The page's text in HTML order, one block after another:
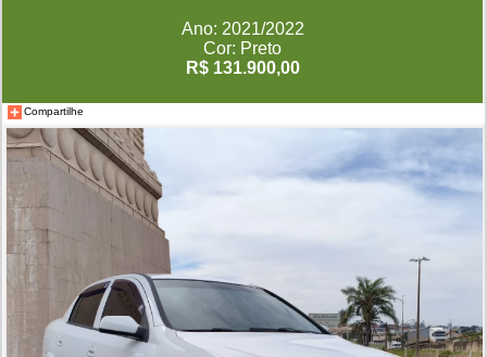
Ano: 2021/2022
Cor: Preto
R$ 131.900,00
Compartilhe